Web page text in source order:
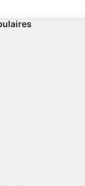
par le biais de
combinaisons de
sources
limitées pour
de l'IAB :
de géolocalisation
à partir des